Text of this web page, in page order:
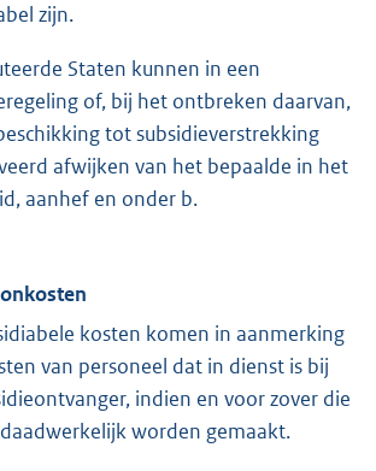
zijn.
Staten kunnen in een
of, bij het ontbreken daarvan,
tot subsidieverstrekking
afwijken van het bepaalde in het
aanhef en onder b.
kosten komen in aanmerking
van personeel dat in dienst is bij
indien en voor zover die
worden gemaakt.